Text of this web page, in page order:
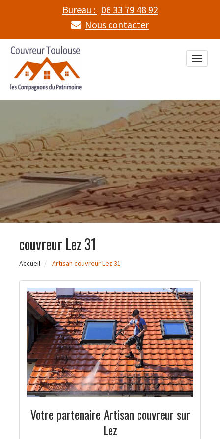
Bureau : 06 33 79 48 92
Nous contacter
Toggle
couvreur Lez 31
Accueil Artisan couvreur Lez 31
Votre partenaire Artisan couvreur sur
Lez